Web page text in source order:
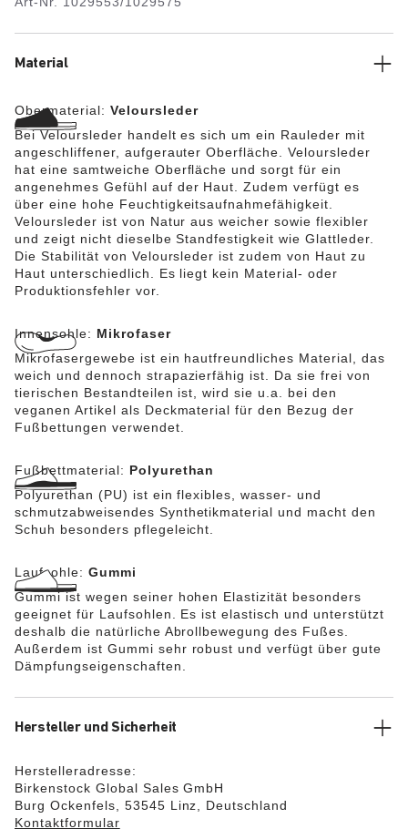
Material
Obermaterial: Veloursleder
Bei Veloursleder handelt es sich um ein Rauleder mit
angeschliffener, aufgerauter Oberfläche. Veloursleder
hat eine samtweiche Oberfläche und sorgt für ein
angenehmes Gefühl auf der Haut. Zudem verfügt es
über eine hohe Feuchtigkeitsaufnahmefähigkeit.
Veloursleder ist von Natur aus weicher sowie flexibler
und zeigt nicht dieselbe Standfestigkeit wie Glattleder.
Die Stabilität von Veloursleder ist zudem von Haut zu
Haut unterschiedlich. Es liegt kein Material- oder
Produktionsfehler vor.
Innensohle: Mikrofaser
Mikrofasergewebe ist ein hautfreundliches Material, das
weich und dennoch strapazierfähig ist. Da sie frei von
tierischen Bestandteilen ist, wird sie u.a. bei den
veganen Artikel als Deckmaterial für den Bezug der
Fußbettungen verwendet.
Fußbettmaterial: Polyurethan
Polyurethan (PU) ist ein flexibles, wasser- und
schmutzabweisendes Synthetikmaterial und macht den
Schuh besonders pflegeleicht.
Laufsohle: Gummi
Gummi ist wegen seiner hohen Elastizität besonders
geeignet für Laufsohlen. Es ist elastisch und unterstützt
deshalb die natürliche Abrollbewegung des Fußes.
Außerdem ist Gummi sehr robust und verfügt über gute
Dämpfungseigenschaften.
Hersteller und Sicherheit
Herstelleradresse:
Birkenstock Global Sales GmbH
Burg Ockenfels, 53545 Linz, Deutschland
Kontaktformular